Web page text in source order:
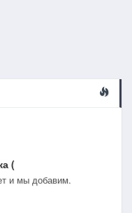
(
и мы добавим.